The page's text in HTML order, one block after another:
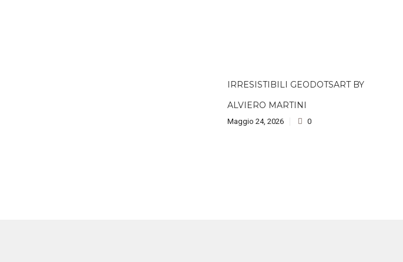
IRRESISTIBILI GEODOTSART BY
ALVIERO MARTINI
Maggio 24, 2026 0